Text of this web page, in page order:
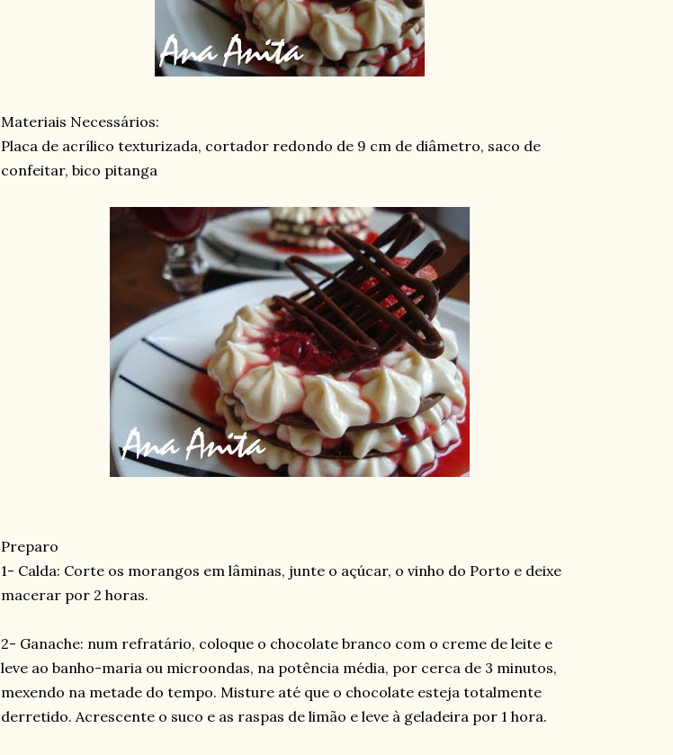
Materiais Necessários:
Placa de acrílico texturizada, cortador redondo de 9 cm de diâmetro, saco de
confeitar, bico pitanga
Preparo
1- Calda: Corte os morangos em lâminas, junte o açúcar, o vinho do Porto e deixe
macerar por 2 horas.
2- Ganache: num refratário, coloque o chocolate branco com o creme de leite e
leve ao banho-maria ou microondas, na potência média, por cerca de 3 minutos,
mexendo na metade do tempo. Misture até que o chocolate esteja totalmente
derretido. Acrescente o suco e as raspas de limão e leve à geladeira por 1 hora.